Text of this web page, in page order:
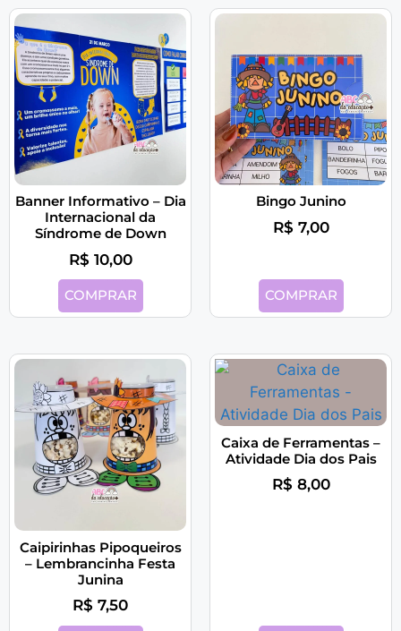
Banner Informativo – Dia
Internacional da
Síndrome de Down
R$ 10,00
COMPRAR
Bingo Junino
R$ 7,00
COMPRAR
Caipirinhas Pipoqueiros
– Lembrancinha Festa
Junina
R$ 7,50
Caixa de Ferramentas –
Atividade Dia dos Pais
R$ 8,00